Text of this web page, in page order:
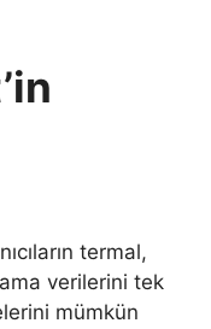
termal,
verilerini tek
mümkün